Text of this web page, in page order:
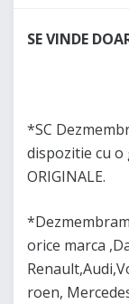
SE VINDE
*SC
dispozitie cu o
ORIGINALE.
orice marca
roen,